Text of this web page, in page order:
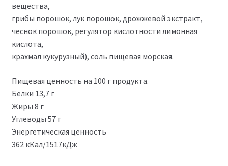
вещества,
грибы порошок, лук порошок, дрожжевой экстракт,
чеснок порошок, регулятор кислотности лимонная
кислота,
крахмал кукурузный), соль пищевая морская.
Пищевая ценность на 100 г продукта.
Белки 13,7 г
Жиры 8 г
Углеводы 57 г
Энергетическая ценность
362 кКал/1517кДж